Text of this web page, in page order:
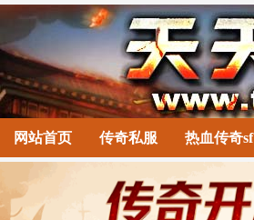
网站首页 传奇私服 热血传奇sf